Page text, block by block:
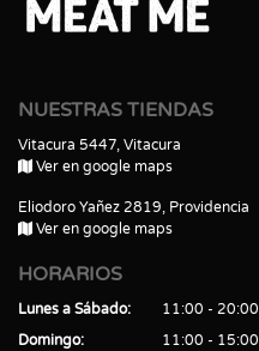
NUESTRAS TIENDAS
Vitacura 5447, Vitacura
Ver en google maps
Eliodoro Yañez 2819, Providencia
Ver en google maps
HORARIOS
Lunes a Sábado
11:00 - 20:00
Domingo
11:00 - 15:00